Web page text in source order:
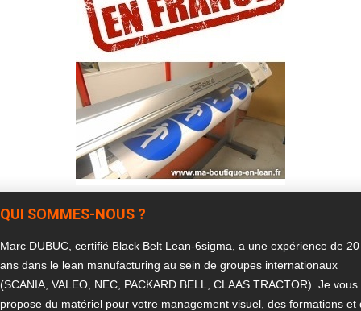
QUI SOMMES-NOUS ?
Marc DUBUC, certifié Black Belt Lean-6sigma, a une expérience de 20
ans dans le lean manufacturing au sein de groupes internationaux
(SCANIA, VALEO, NEC, PACKARD BELL, CLAAS TRACTOR). Je vous
propose du matériel pour votre management visuel, des formations et